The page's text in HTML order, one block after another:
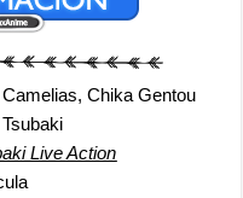
Chika Gentou
Live Action